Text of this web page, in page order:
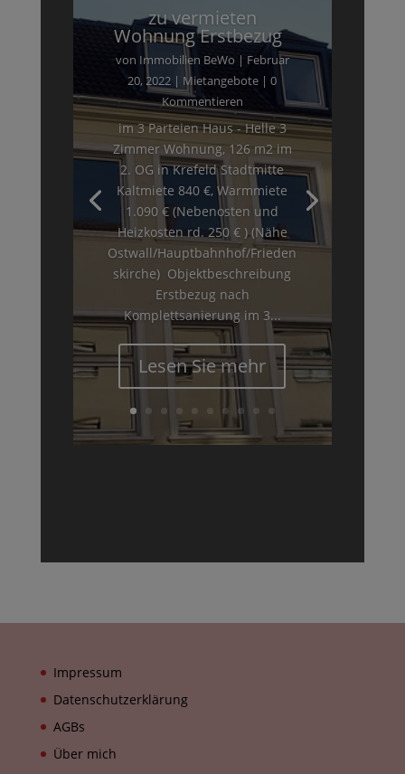
zu vermieten
Wohnung Erstbezug
von Immobilien BeWo | Februar
20, 2022 | Mietangebote | 0
Kommentieren
im 3 Parteien Haus - Helle 3
Zimmer Wohnung, 126 m2 im
2. OG in Krefeld Stadtmitte
Kaltmiete 840 €, Warmmiete
1.090 € (Nebenosten und
Heizkosten rd. 250 € ) (Nähe
Ostwall/Hauptbahnhof/Frieden
skirche) Objektbeschreibung
Erstbezug nach
Komplettsanierung im 3...
Lesen Sie mehr
Impressum
Datenschutzerklärung
AGBs
Über mich